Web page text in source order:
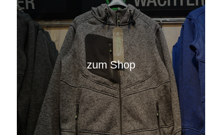
zum Shop